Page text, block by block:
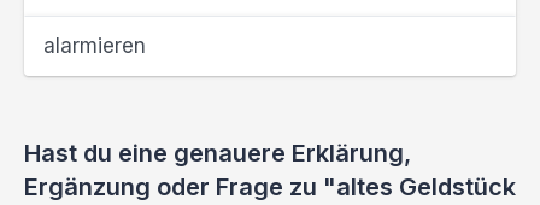
alarmieren
Hast du eine genauere Erklärung,
Ergänzung oder Frage zu "altes Geldstück